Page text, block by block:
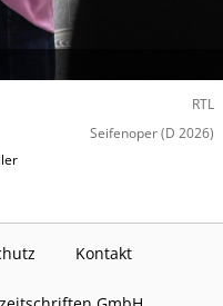
RTL
Seifenoper(D 2026)
Kontakt